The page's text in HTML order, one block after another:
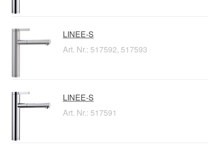
LINEE-S
Art. Nr.: 517592, 517593
LINEE-S
Art. Nr.: 517591